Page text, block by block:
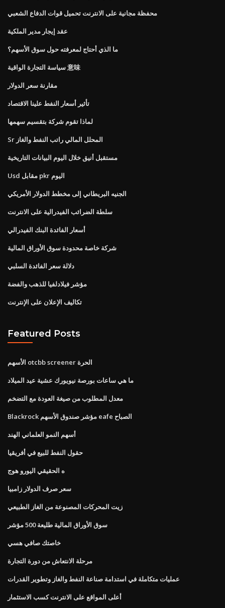
محفظة مجانية على الانترنت تحميل قوات الدفاع الشعبي
عقد إيجار مدير الملكية
ما الذي أحتاج لمعرفته حول سوق الأسهم؟
سياسة التجارة الواقية 意味
مقارنة سعر الدولار
تأثير أسعار النفط علينا الاقتصاد
لماذا تقوم شركة بتقسيم سهمها
Sr المحلل المالي راتب النفط والغاز
مستقبل أنيق خلال اليوم البيانات التاريخية
Usd مقابل pkr اليوم
الجنيه البريطاني إلى مخطط الدولار الأمريكي
سلطة الضرائب الفيدرالية على الانترنت
أسعار الفائدة البنك الفيدرالي
شركة خاصة محدودة سوق الأوراق المالية
دلالة سعر الفائدة السلبي
مؤشر فيلادلفيا للذهب والفضة
تكاليف الإعلان على الإنترنت
Featured Posts
الأسهم otcbb screener الحرة
ما هي ساعات بورصة نيويورك عشية عيد الميلاد
معدل المطلوب من صيغة العودة مع التضخم
Blackrock مؤشر صندوق الأسهم eafe الصباح
أسهم النمو العلماني الهند
حقول النفط للبيع في أفريقيا
ه الحقيقي اليورو هوج
سعر صرف الدولار زامبيا
زيت المحركات المصنوعة من الغاز الطبيعي
سوق الأوراق المالية طليعة 500 مؤشر
خاصتك صافي هسي
مرحلة الانتعاش من دورة التجارة
عمليات متكاملة في استدامة صناعة النفط والغاز وتطوير القدرات
أعلى المواقع على الانترنت كسب الاستثمار